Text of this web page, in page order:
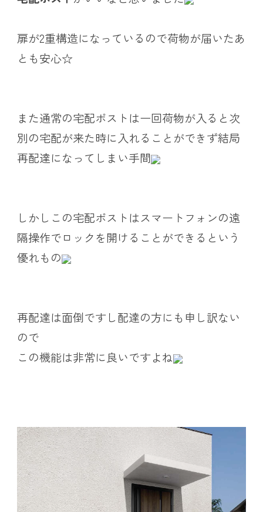
扉が2重構造になっているので荷物が届いたあ
とも安心☆
また通常の宅配ポストは一回荷物が入ると次
別の宅配が来た時に入れることができず結局
再配達になってしまい手間
しかしこの宅配ポストはスマートフォンの遠
隔操作でロックを開けることができるという
優れもの
再配達は面倒ですし配達の方にも申し訳ない
ので
この機能は非常に良いですよね